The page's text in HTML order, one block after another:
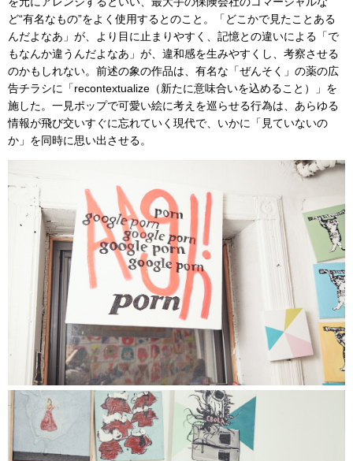
ど“有名なもの”をよく使用するとのこと。「どこかで見たことある
んだよなあ」が、より目に止まりやすく、記憶との違いによる「で
もなんか違うんだよなあ」が、違和感を生みやすくし、考察させる
のかもしれない。前述の象の作品は、有名な「ぜんそく」の薬の広
告チラシに「recontextualize（新たに意味合いを込めること）」を
施した。一見ポップで可愛い絵に考えを巡らせる行為は、あらゆる
情報が飛び交いすぐに忘れていく現代で、いかに「見ていないの
か」を同時に思い出させる。